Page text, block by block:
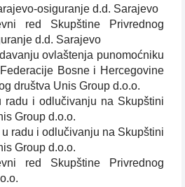
osiguranje d.d. Sarajevo
red Skupštine Privrednog
d.d. Sarajevo
ovlaštenja punomoćniku
Bosne i Hercegovine
društva Unis Group d.o.o.
i odlučivanju na Skupštini
Group d.o.o.
radu i odlučivanju na Skupštini
Group d.o.o.
red Skupštine Privrednog